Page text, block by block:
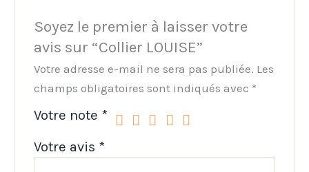
Soyez le premier à laisser votre
avis sur “Collier LOUISE”
Votre adresse e-mail ne sera pas publiée. Les
champs obligatoires sont indiqués avec *
Votre note *
Votre avis *